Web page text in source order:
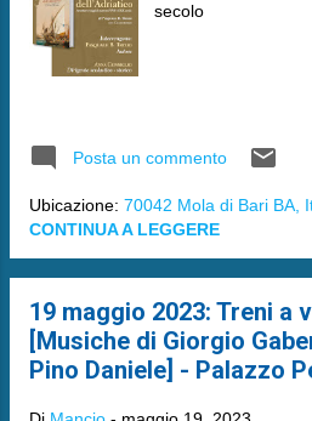
secolo
Posta un commento
Ubicazione: 70042 Mola di Bari BA,
CONTINUA A LEGGERE
19 maggio 2023: Treni a
[Musiche di Giorgio
Pino Daniele] - Palazzo